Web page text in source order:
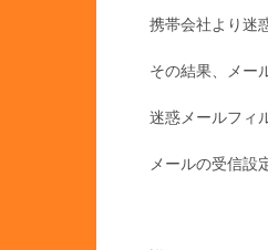
携帯会社より迷
その結果、メー
迷惑メールフィ
メールの受信設